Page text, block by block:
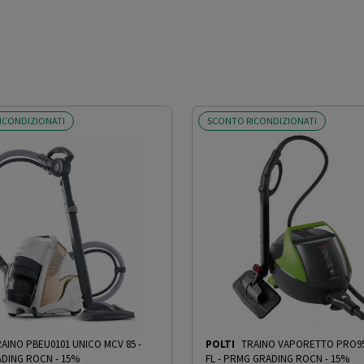
Filtraggio acqua: Filtro anticalcare Impugnatura
PBEU0101 UNICO MCV 85-
ROCN - 15%
SCONTO RICONDIZIONATI
POLTI TRAINO VAPORETTO
FL- PRMG GRADING ROCN - 15%